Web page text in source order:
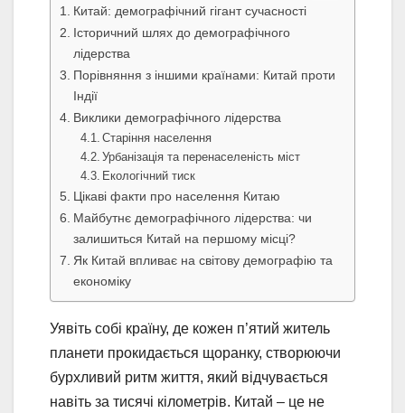
Китай: демографічний гігант сучасності
Історичний шлях до демографічного
лідерства
Порівняння з іншими країнами: Китай проти
Індії
Виклики демографічного лідерства
Старіння населення
Урбанізація та перенаселеність міст
Екологічний тиск
Цікаві факти про населення Китаю
Майбутнє демографічного лідерства: чи
залишиться Китай на першому місці?
Як Китай впливає на світову демографію та
економіку
Уявіть собі країну, де кожен п’ятий житель
планети прокидається щоранку, створюючи
бурхливий ритм життя, який відчувається
навіть за тисячі кілометрів. Китай – це не